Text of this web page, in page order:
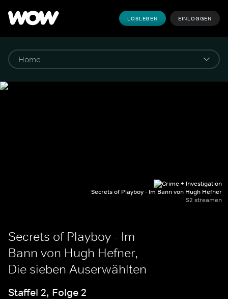
LOSLEGEN EINLOGGEN
Secrets of Playboy - Im Bann von Hugh Hefner
S2 streamen
Secrets of Playboy - Im
Bann von Hugh Hefner,
Die sieben Auserwählten
Staffel 2, Folge 2